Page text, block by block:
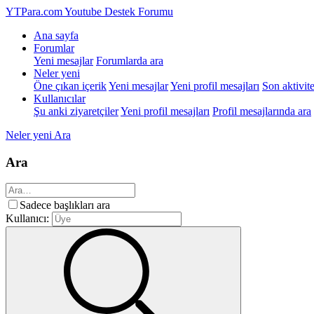
YTPara.comYoutube Destek Forumu
Ana sayfa
Forumlar
Yeni mesajlar Forumlarda ara
Neler yeni
Öne çıkan içerikYeni mesajlarYeni profil mesajları Son
Kullanıcılar
Şu anki ziyaretçilerYeni profil mesajları Profil mesajlarında ara
Neler yeni Ara
Ara
Sadece başlıkları ara
Kullanıcı: